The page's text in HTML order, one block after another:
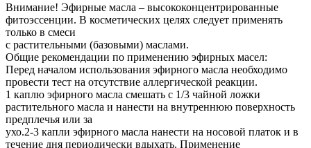
Внимание! Эфирные масла – высококонцентрированные
фитоэссенции. В косметических целях следует применять
только в смеси
с растительными (базовыми) маслами.
Общие рекомендации по применению эфирных масел:
Перед началом использования эфирного масла необходимо
провести тест на отсутствие аллергической реакции.
1 каплю эфирного масла смешать с 1/3 чайной ложки
растительного масла и нанести на внутреннюю поверхность
предплечья или за
ухо.2-3 капли эфирного масла нанести на носовой платок и в
течение дня периодически вдыхать. Применение